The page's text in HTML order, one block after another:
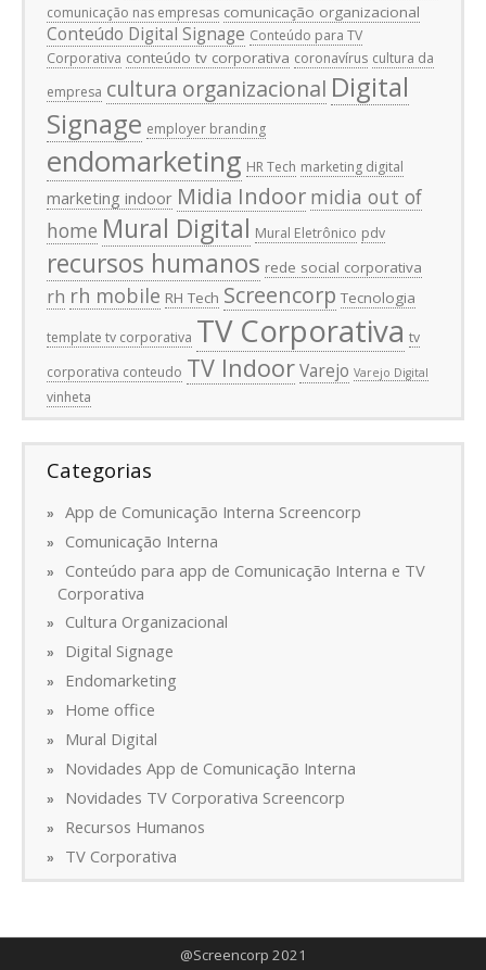
comunicação nas empresas comunicação organizacional
Conteúdo Digital Signage Conteúdo para TV
Corporativa conteúdo tv corporativa coronavírus cultura da
empresa cultura organizacional Digital
Signage employer branding
endomarketing HR Tech marketing digital
marketing indoor Midia Indoor midia out of
home Mural Digital Mural Eletrônico pdv
recursos humanos rede social corporativa
rh rh mobile RH Tech Screencorp Tecnologia
template tv corporativa TV Corporativa tv
corporativa conteudo TV IndoorVarejo Varejo Digital
vinheta
Categorias
App de Comunicação Interna Screencorp
Comunicação Interna
Conteúdo para app de Comunicação Interna e TV
Corporativa
Cultura Organizacional
Digital Signage
Endomarketing
Home office
Mural Digital
Novidades App de Comunicação Interna
Novidades TV Corporativa Screencorp
Recursos Humanos
TV Corporativa
@Screencorp 2021